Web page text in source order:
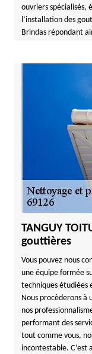
ouvriers spécialisés,
l’installation des
Brindas répondant
TANGUY
gouttières
Vous pouvez nous
une équipe formée
techniques étudiées
Nous procèderons à
nos
performant des
tout comme vous,
incontestable. C’est